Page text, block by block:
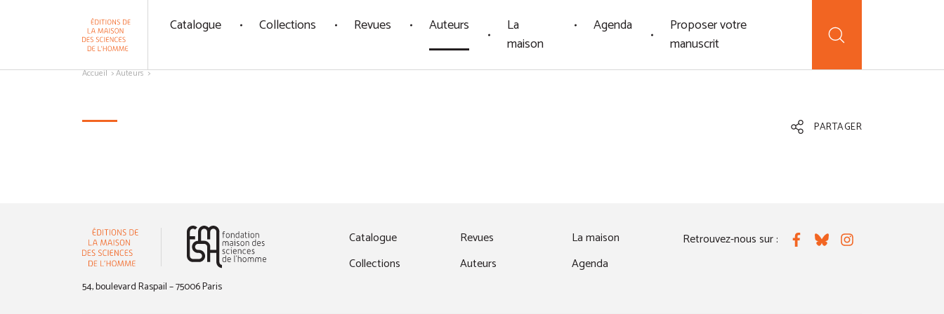
Catalogue Collections Revues Auteurs
La
maison
Agenda
Proposer votre
manuscrit
Accueil Auteurs
PARTAGER
54, boulevard Raspail – 75006 Paris
Catalogue
Collections
Revues
Auteurs
La maison
Agenda
Retrouvez-nous sur : FacebookBlueskyInstagram